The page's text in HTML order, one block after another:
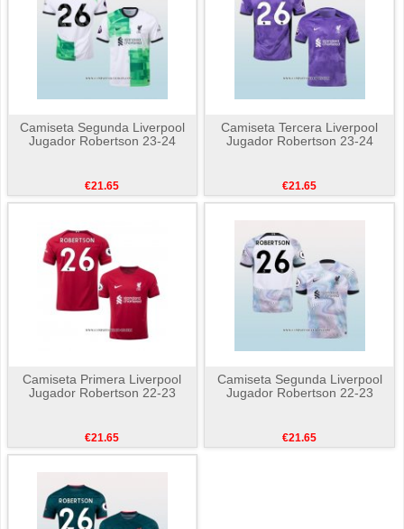
Camiseta Segunda Liverpool
Jugador Robertson 23-24
€21.65
Camiseta Tercera Liverpool
Jugador Robertson 23-24
€21.65
Camiseta Primera Liverpool
Jugador Robertson 22-23
€21.65
Camiseta Segunda Liverpool
Jugador Robertson 22-23
€21.65